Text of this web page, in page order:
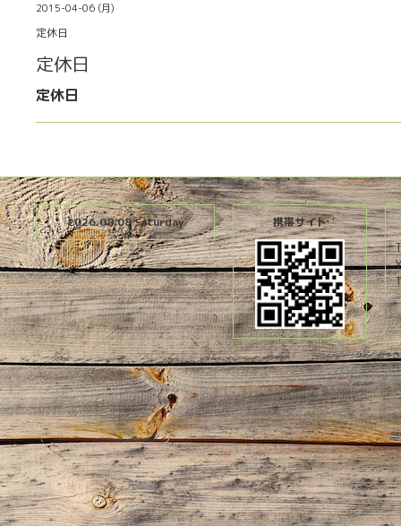
2015-04-06 (月)
定休日
定休日
定休日
2026.08.08 Saturday 携帯サイト